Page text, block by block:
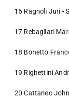
16 Ragnoli Juri -
17 Rebagliati
18 Bonetto
19 Righettini
20 Cattaneo